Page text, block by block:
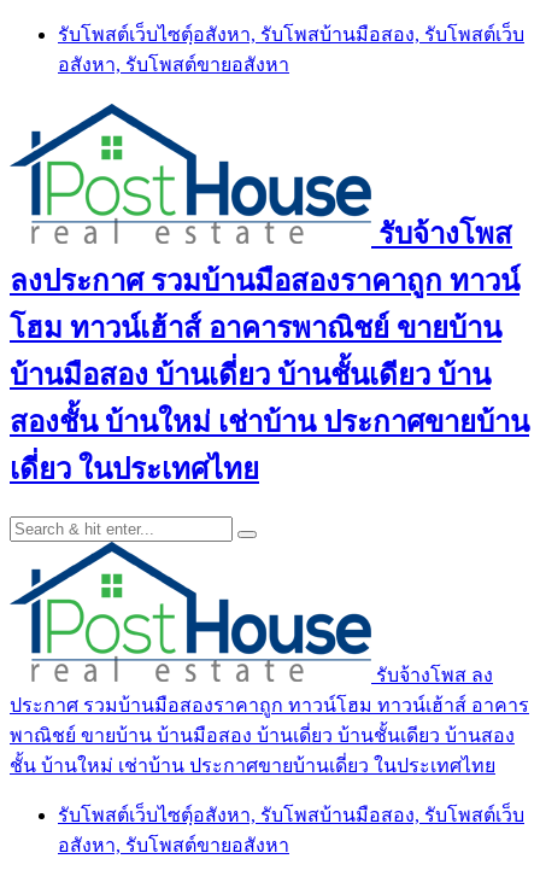
Skip
content
รับโพสต์เว็บไซตฺ์อสังหา, รับโพสบ้านมือสอง, รับโพสต์เว็บ
อสังหา, รับโพสต์ขายอสังหา
รับจ้างโพส
ลงประกาศ รวมบ้านมือสองราคาถูก ทาวน์
โฮม ทาวน์เฮ้าส์ อาคารพาณิชย์ ขายบ้าน
บ้านมือสอง บ้านเดี่ยว บ้านชั้นเดียว บ้าน
สองชั้น บ้านใหม่ เช่าบ้าน ประกาศขายบ้าน
เดี่ยว ในประเทศไทย
รับจ้างโพส ลง
ประกาศ รวมบ้านมือสองราคาถูก ทาวน์โฮม ทาวน์เฮ้าส์ อาคาร
พาณิชย์ ขายบ้าน บ้านมือสอง บ้านเดี่ยว บ้านชั้นเดียว บ้านสอง
ชั้น บ้านใหม่ เช่าบ้าน ประกาศขายบ้านเดี่ยว ในประเทศไทย
รับโพสต์เว็บไซตฺ์อสังหา, รับโพสบ้านมือสอง, รับโพสต์เว็บ
อสังหา, รับโพสต์ขายอสังหา